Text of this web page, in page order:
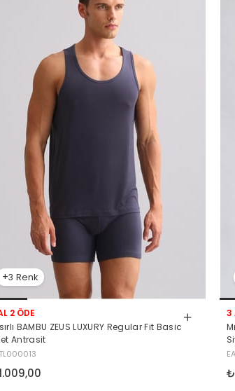
3
2 ÖDE
BAMBU ZEUS LUXURY Regular Fit Basic
Antrasit
3